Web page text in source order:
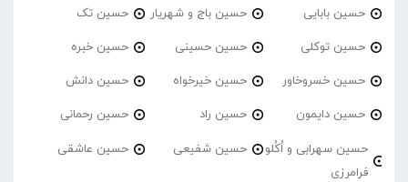
حسین بابایی حسین باج و شهریار حسین تک
حسین توکلی حسین حسینی حسین خبره
حسین خسروخاور حسین خیرخواه حسین دانش
حسین دایمون حسین راد حسین رحمانی
حسین سهرابی و اُکُلو
فرامرزی
حسین شفیعی حسین عاشقی